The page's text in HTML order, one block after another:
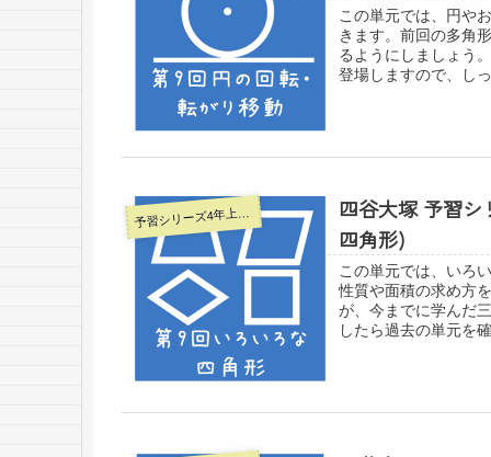
この単元では、円や
きます。前回の多角
るようにしましょう
登場しますので、し
予
四谷大塚 予習
四角形)
この単元では、いろ
性質や面積の求め方
が、今までに学んだ
したら過去の単元を